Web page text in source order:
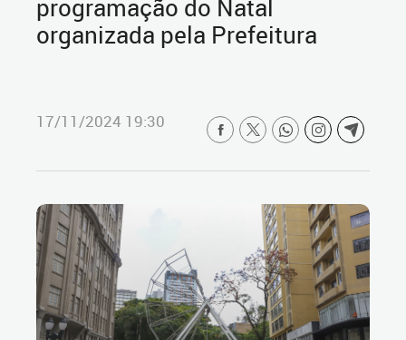
programação do Natal
organizada pela Prefeitura
17/11/2024 19:30